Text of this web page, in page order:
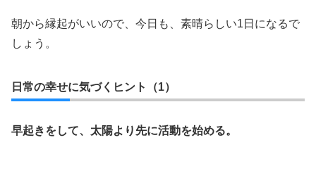
朝から縁起がいいので、今日も、素晴らしい1日になるで
しょう。
日常の幸せに気づくヒント（1）
早起きをして、太陽より先に活動を始める。